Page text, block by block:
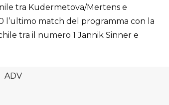
tra Kudermetova/Mertens e
l’ultimo match del programma con la
tra il numero 1 Jannik Sinner e